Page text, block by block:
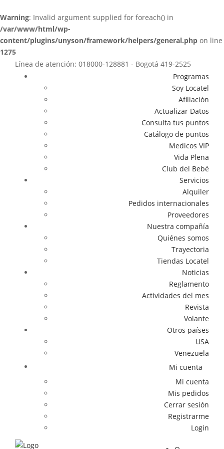
Warning: Invalid argument supplied for foreach() in
/var/www/html/wp-
content/plugins/unyson/framework/helpers/general.php on line
1275
Línea de atención: 018000-128881 - Bogotá 419-2525
Programas
Soy Locatel
Afiliación
Actualizar Datos
Consulta tus puntos
Catálogo de puntos
Medicos VIP
Vida Plena
Club del Bebé
Servicios
Alquiler
Pedidos internacionales
Proveedores
Nuestra compañía
Quiénes somos
Trayectoria
Tiendas Locatel
Noticias
Reglamento
Actividades del mes
Revista
Volante
Otros países
USA
Venezuela
Mi cuenta
Mi cuenta
Mis pedidos
Cerrar sesión
Registrarme
Login